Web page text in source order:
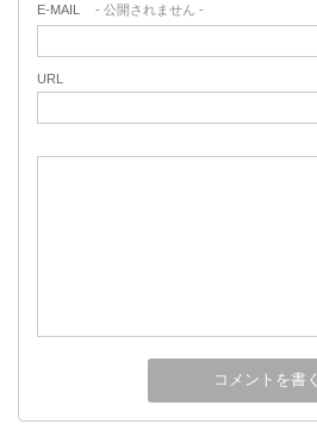
E-MAIL - 公開されません -
URL